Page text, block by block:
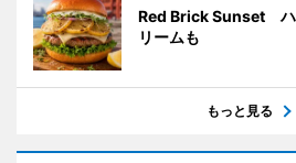
Red Brick Sunset ハ
リームも
もっと見る